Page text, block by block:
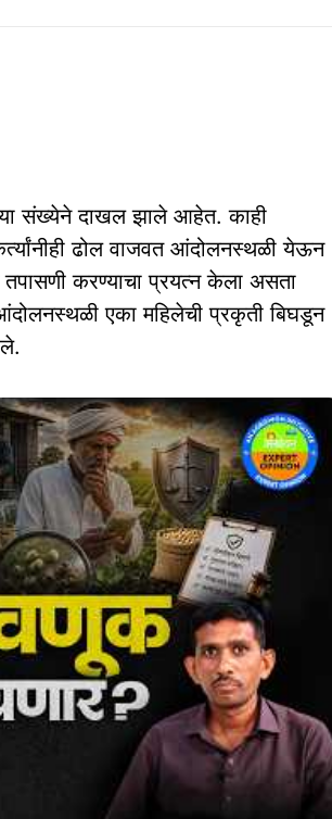
संख्येने दाखल झाले आहेत. काही
ढोल वाजवत आंदोलनस्थळी येऊन
तपासणी करण्याचा प्रयत्न केला असता
आंदोलनस्थळी एका महिलेची प्रकृती बिघडून